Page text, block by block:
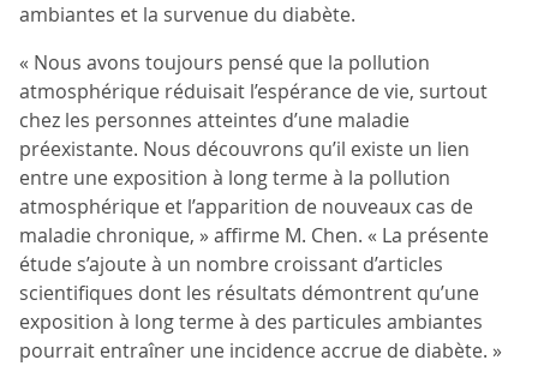
ambiantes et la survenue du diabète.
« Nous avons toujours pensé que la pollution
atmosphérique réduisait l’espérance de vie, surtout
chez les personnes atteintes d’une maladie
préexistante. Nous découvrons qu’il existe un lien
entre une exposition à long terme à la pollution
atmosphérique et l’apparition de nouveaux cas de
maladie chronique, » affirme M. Chen. « La présente
étude s’ajoute à un nombre croissant d’articles
scientifiques dont les résultats démontrent qu’une
exposition à long terme à des particules ambiantes
pourrait entraîner une incidence accrue de diabète. »